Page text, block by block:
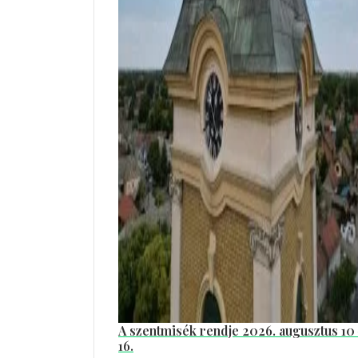
A szentmisék rendje 2026. augusztus
16.